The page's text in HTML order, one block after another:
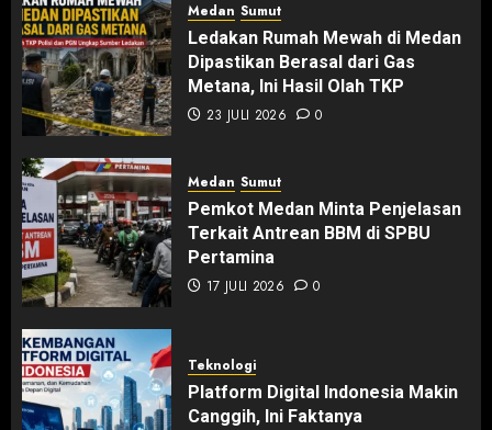
Medan Sumut
Ledakan Rumah Mewah di Medan
Dipastikan Berasal dari Gas
Metana, Ini Hasil Olah TKP
23 JULI 2026 0
Medan Sumut
Pemkot Medan Minta Penjelasan
Terkait Antrean BBM di SPBU
Pertamina
17 JULI 2026 0
Teknologi
Platform Digital Indonesia Makin
Canggih, Ini Faktanya